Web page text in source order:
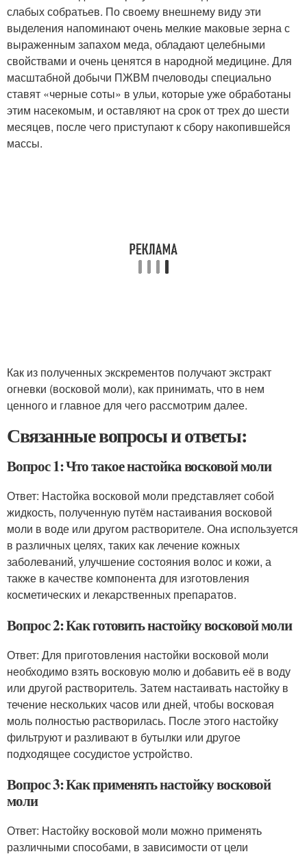
слабых собратьев. По своему внешнему виду эти
выделения напоминают очень мелкие маковые зерна с
выраженным запахом меда, обладают целебными
свойствами и очень ценятся в народной медицине. Для
масштабной добычи ПЖВМ пчеловоды специально
ставят «черные соты» в ульи, которые уже обработаны
этим насекомым, и оставляют на срок от трех до шести
месяцев, после чего приступают к сбору накопившейся
массы.
Как из полученных экскрементов получают экстракт
огневки (восковой моли), как принимать, что в нем
ценного и главное для чего рассмотрим далее.
Связанные вопросы и ответы:
Вопрос 1: Что такое настойка восковой моли
Ответ: Настойка восковой моли представляет собой
жидкость, полученную путём настаивания восковой
моли в воде или другом растворителе. Она используется
в различных целях, таких как лечение кожных
заболеваний, улучшение состояния волос и кожи, а
также в качестве компонента для изготовления
косметических и лекарственных препаратов.
Вопрос 2: Как готовить настойку восковой моли
Ответ: Для приготовления настойки восковой моли
необходимо взять восковую молю и добавить её в воду
или другой растворитель. Затем настаивать настойку в
течение нескольких часов или дней, чтобы восковая
моль полностью растворилась. После этого настойку
фильтруют и разливают в бутылки или другое
подходящее сосудистое устройство.
Вопрос 3: Как применять настойку восковой
моли
Ответ: Настойку восковой моли можно применять
различными способами, в зависимости от цели